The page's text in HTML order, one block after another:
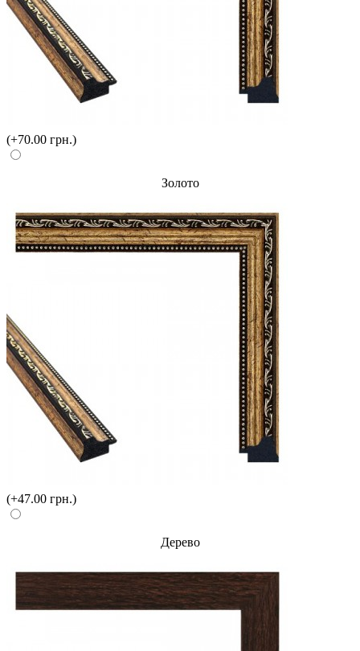
(+70.00 грн.)
Золото
(+47.00 грн.)
Дерево